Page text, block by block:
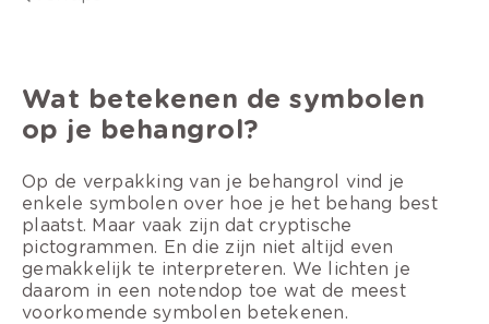
Wat betekenen de symbolen
op je behangrol?
Op de verpakking van je behangrol vind je
enkele symbolen over hoe je het behang best
plaatst. Maar vaak zijn dat cryptische
pictogrammen. En die zijn niet altijd even
gemakkelijk te interpreteren. We lichten je
daarom in een notendop toe wat de meest
voorkomende symbolen betekenen.